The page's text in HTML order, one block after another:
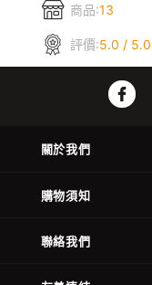
商品:13
評價:5.0 / 5.0
關於我們
購物須知
聯絡我們